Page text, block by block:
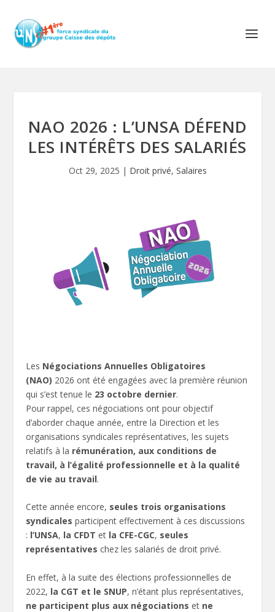
NAO 2026 : L’UNSA DÉFEND
LES INTÉRÊTS DES SALARIÉS
Oct 29, 2025 | Droit privé, Salaires
Les Négociations Annuelles Obligatoires
(NAO) 2026 ont été engagées avec la première réunion
qui s’est tenue le 23 octobre dernier.
Pour rappel, ces négociations ont pour objectif
d’aborder chaque année, entre la Direction et les
organisations syndicales représentatives, les sujets
relatifs à la rémunération, aux conditions de
travail, à l’égalité professionnelle et à la qualité
de vie au travail.
Cette année encore, seules trois organisations
syndicales participent effectivement à ces discussions
: l’UNSA, la CFDT et la CFE-CGC, seules
représentatives chez les salariés de droit privé.
En effet, à la suite des élections professionnelles de
2022, la CGT et le SNUP, n’étant plus représentatives,
ne participent plus aux négociations et ne